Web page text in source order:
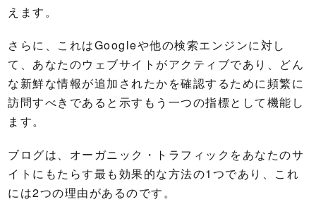
えます。
さらに、これはGoogleや他の検索エンジンに対し
て、あなたのウェブサイトがアクティブであり、どん
な新鮮な情報が追加されたかを確認するために頻繁に
訪問すべきであると示すもう一つの指標として機能し
ます。
ブログは、オーガニック・トラフィックをあなたのサ
イトにもたらす最も効果的な方法の1つであり、これ
には2つの理由があるのです。